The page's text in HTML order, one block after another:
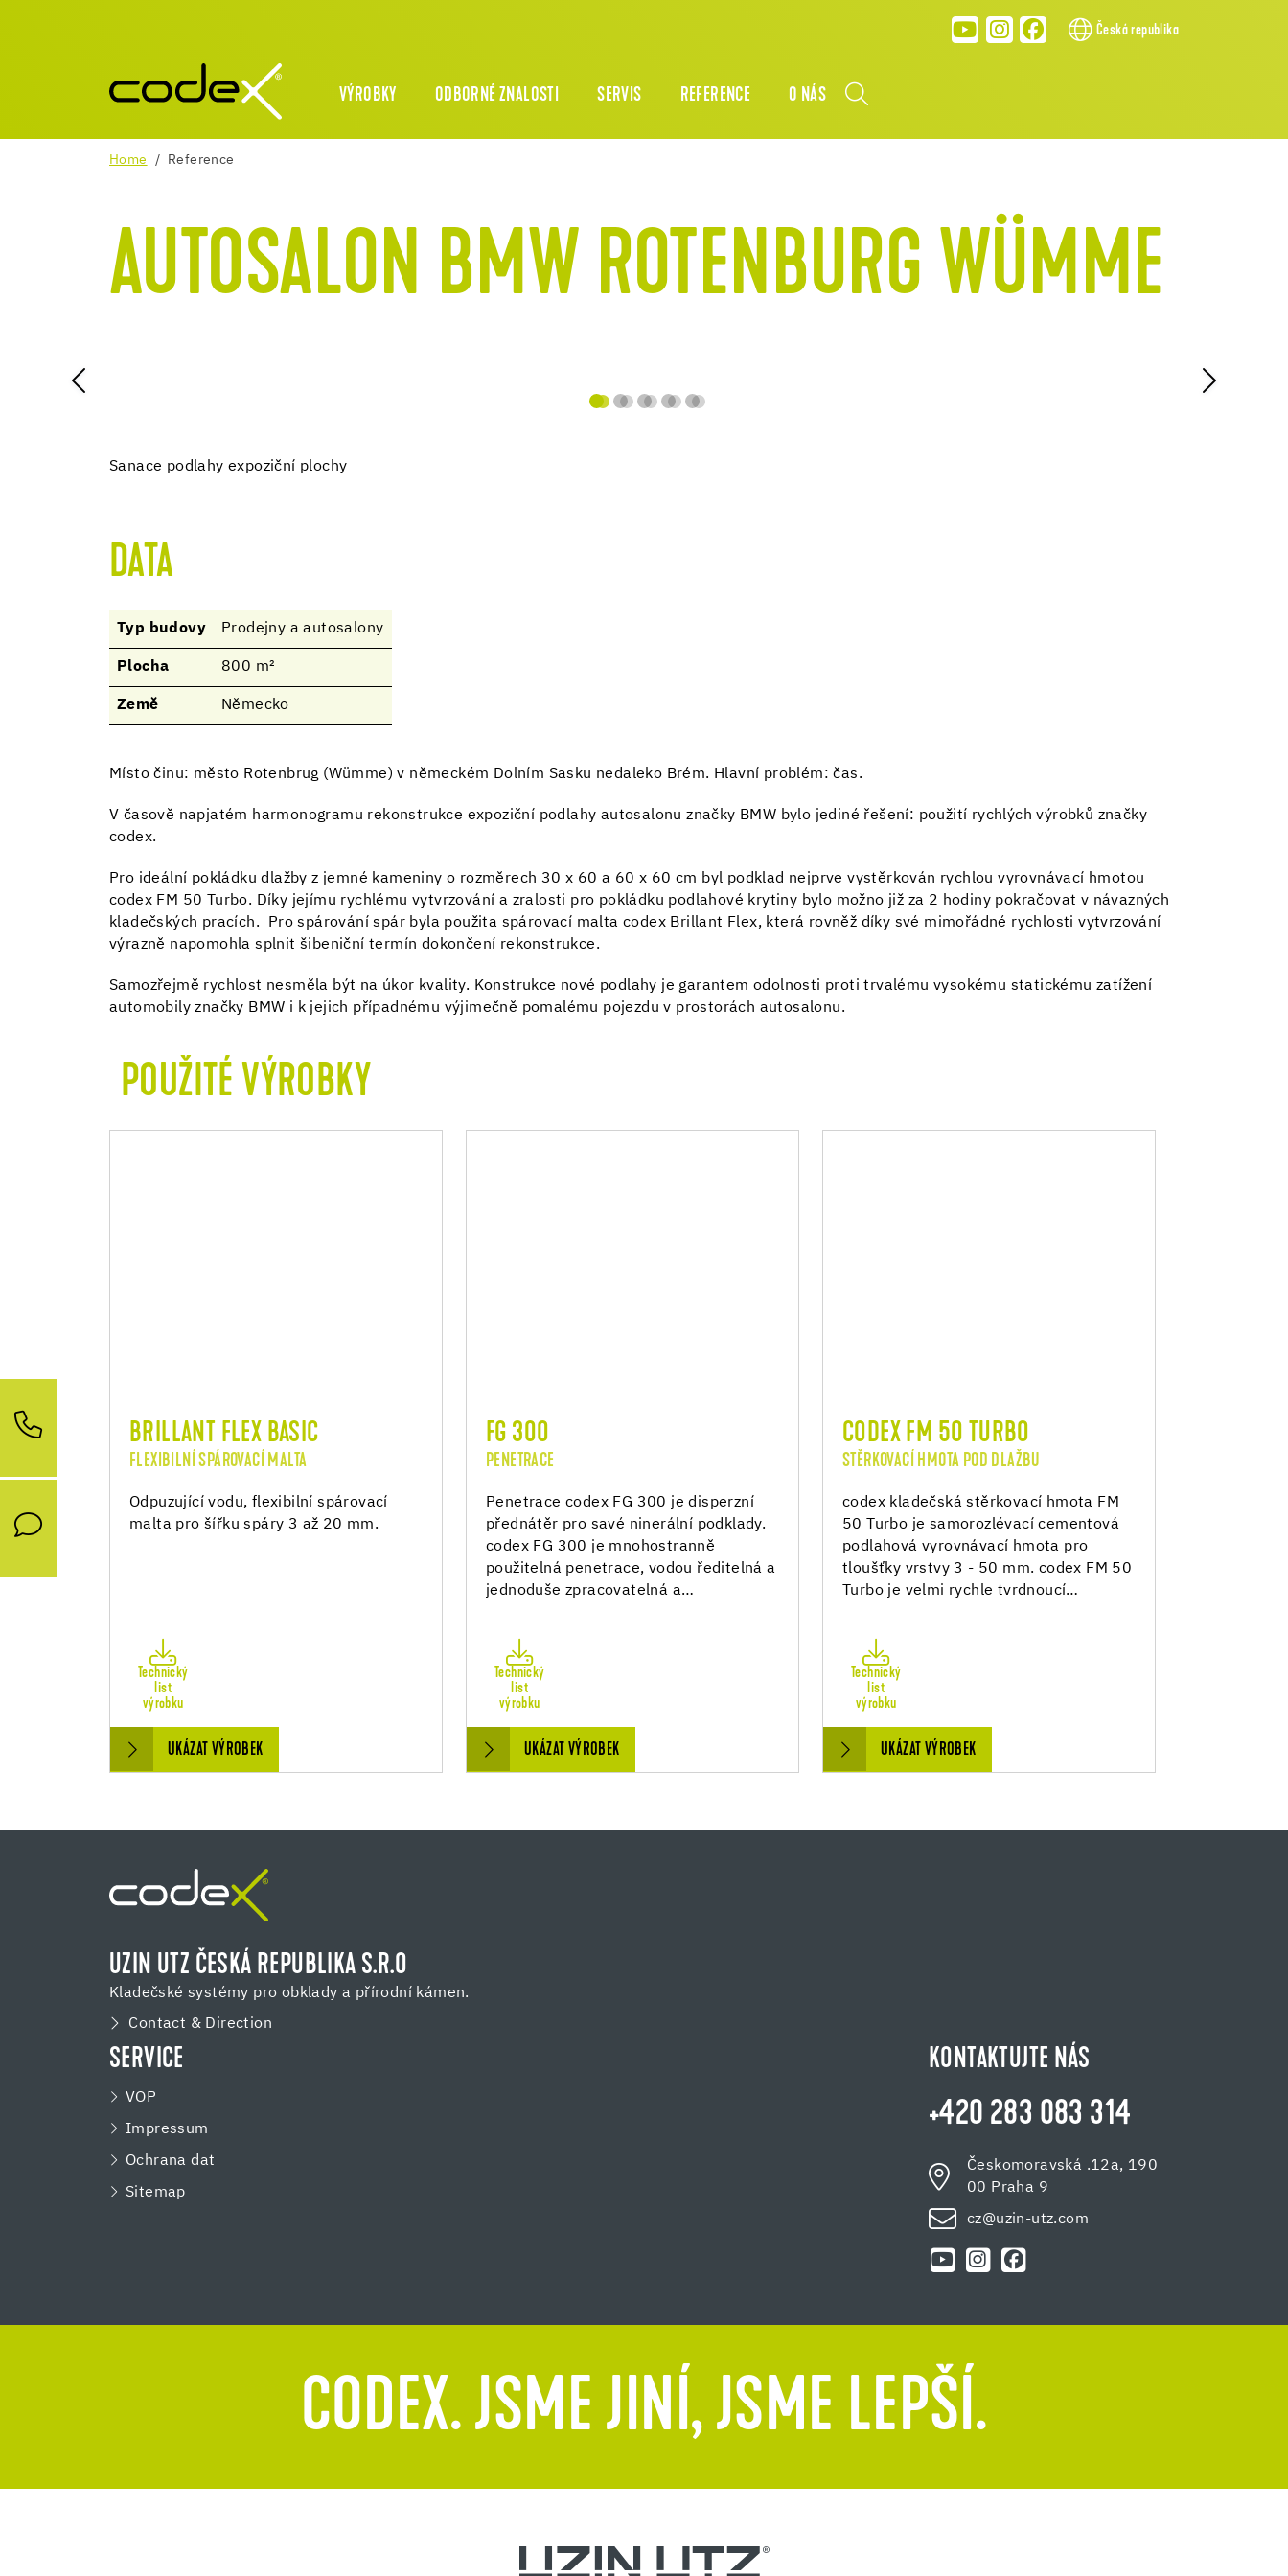
Česká republika
VÝROBKY ODBORNÉ ZNALOSTI SERVIS REFERENCE O NÁS
Home Reference
AUTOSALON BMW ROTENBURG WÜMME
Sanace podlahy expoziční plochy
DATA
Typ budovy Prodejny a autosalony
Plocha 800 m²
Země Německo
Místo činu: město Rotenbrug (Wümme) v německém Dolním Sasku nedaleko Brém. Hlavní problém: čas.
V časově napjatém harmonogramu rekonstrukce expoziční podlahy autosalonu značky BMW bylo jediné řešení: použití rychlých výrobků značky
codex.
Pro ideální pokládku dlažby z jemné kameniny o rozměrech 30 x 60 a 60 x 60 cm byl podklad nejprve vystěrkován rychlou vyrovnávací hmotou
codex FM 50 Turbo. Díky jejímu rychlému vytvrzování a zralosti pro pokládku podlahové krytiny bylo možno již za 2 hodiny pokračovat v návazných
kladečských pracích. Pro spárování spár byla použita spárovací malta codex Brillant Flex, která rovněž díky své mimořádné rychlosti vytvrzování
výrazně napomohla splnit šibeniční termín dokončení rekonstrukce.
Samozřejmě rychlost nesměla být na úkor kvality. Konstrukce nové podlahy je garantem odolnosti proti trvalému vysokému statickému zatížení
automobily značky BMW i k jejich případnému výjimečně pomalému pojezdu v prostorách autosalonu.
POUŽITÉ VÝROBKY
BRILLANT FLEX BASIC
FLEXIBILNÍ SPÁROVACÍ MALTA
Odpuzující vodu, flexibilní spárovací
malta pro šířku spáry 3 až 20 mm.
Technický
list
výrobku
UKÁZAT VÝROBEK
FG 300
PENETRACE
Penetrace codex FG 300 je disperzní
přednátěr pro savé ninerální podklady.
codex FG 300 je mnohostranně
použitelná penetrace, vodou ředitelná a
jednoduše zpracovatelná a…
Technický
list
výrobku
UKÁZAT VÝROBEK
CODEX FM 50 TURBO
STĚRKOVACÍ HMOTA POD DLAŽBU
codex kladečská stěrkovací hmota FM
50 Turbo je samorozlévací cementová
podlahová vyrovnávací hmota pro
tloušťky vrstvy 3 - 50 mm. codex FM 50
Turbo je velmi rychle tvrdnoucí…
Technický
list
výrobku
UKÁZAT VÝROBEK
UZIN UTZ ČESKÁ REPUBLIKA S.R.O
Kladečské systémy pro obklady a přírodní kámen.
Contact & Direction
SERVICE
VOP
Impressum
Ochrana dat
Sitemap
KONTAKTUJTE NÁS
+420 283 083 314
Českomoravská .12a, 190
00 Praha 9
cz@uzin-utz.com
CODEX. JSME JINÍ, JSME LEPŠÍ.